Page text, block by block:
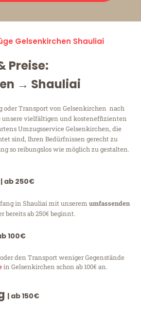
Gelsenkirchen Shauliai
Preise:
→ Shauliai
oder Transport von Gelsenkirchen nach
unsere vielfältigen und kosteneffizienten
Umzugsservice Gelsenkirchen, die
sind, Ihren Bedürfnissen gerecht zu
so reibungslos wie möglich zu gestalten.
| ab 250€
in Shauliai mit unserem umfassenden
bereits ab 250€ beginnt.
100€
oder den Transport weniger Gegenstände
in Gelsenkirchen schon ab 100€ an.
| ab 150€